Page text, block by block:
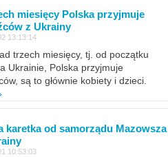
miesięcy Polska przyjmuje
z Ukrainy
13:13:14
trzech miesięcy, tj. od początku
Ukrainie, Polska przyjmuje
są to głównie kobiety i dzieci.
karetka od samorządu Mazowsza
10:53:03